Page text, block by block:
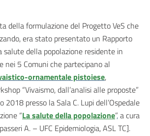
della formulazione del Progetto VeS che
era stato presentato un Rapporto
salute della popolazione residente in
nei 5 Comuni che partecipano al
ornamentale pistoiese,
“Vivaismo, dall’analisi alle proposte”
presso la Sala C. Lupi dell’Ospedale
“La salute della popolazione”,a cura
A. – UFC Epidemiologia, ASL TC].